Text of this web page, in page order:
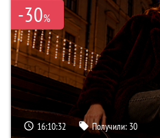
-30%
16:10:31 Получили: 30